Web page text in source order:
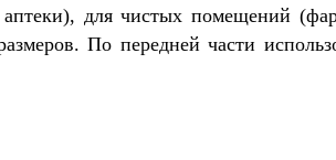
для чистых помещений
По передней части